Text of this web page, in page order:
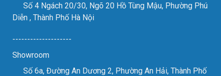
Số 4 Ngách 20/30, Ngõ 20 Hồ Tùng Mậu, Phường Phú
Diễn , Thành Phố Hà Nội
--------------------
Showroom
Số 6a, Đường An Dương 2, Phường An Hải, Thành Phố